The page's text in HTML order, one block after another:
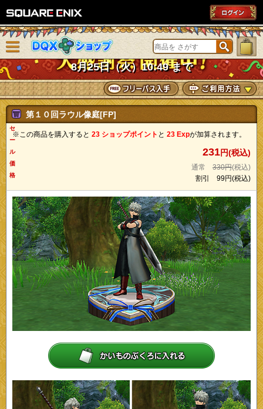
DQXショップ
8月25日（火）10:49 まで
ニューを閉じる
第１０回ラウル像庭[FP]
※この商品を購入すると 23 ショップポイント と 23 Expが加算されます。
セ
ー
ル
価
格
231円(税込)
通常 330円(税込)
割引 99円(税込)